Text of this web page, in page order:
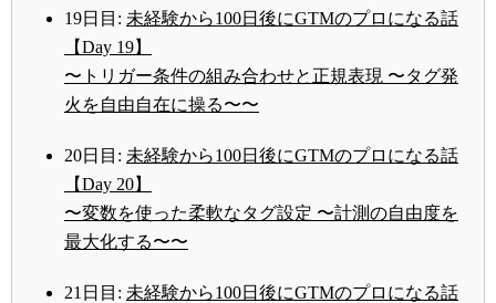
19日目: 未経験から100日後にGTMのプロになる話
【Day 19】
〜トリガー条件の組み合わせと正規表現 〜タグ発
火を自由自在に操る〜〜
20日目: 未経験から100日後にGTMのプロになる話
【Day 20】
〜変数を使った柔軟なタグ設定 〜計測の自由度を
最大化する〜〜
21日目: 未経験から100日後にGTMのプロになる話